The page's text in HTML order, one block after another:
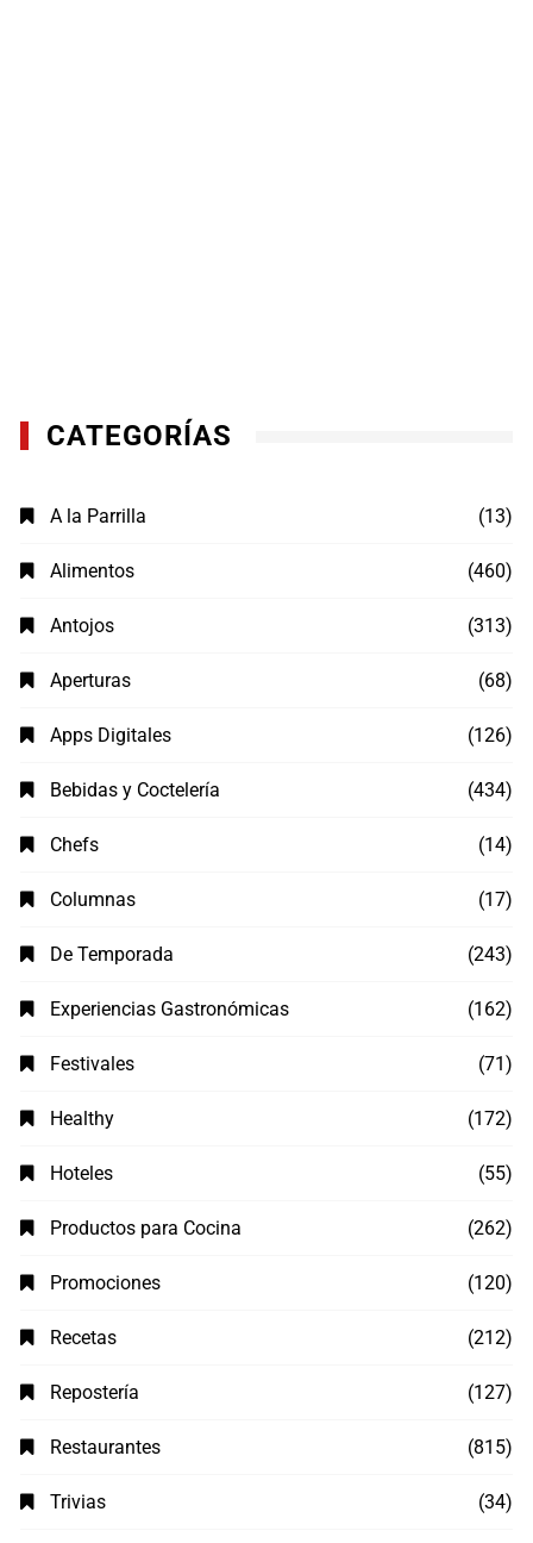
CATEGORÍAS
A la Parrilla (13)
Alimentos (460)
Antojos (313)
Aperturas (68)
Apps Digitales (126)
Bebidas y Coctelería (434)
Chefs (14)
Columnas (17)
De Temporada (243)
Experiencias Gastronómicas (162)
Festivales (71)
Healthy (172)
Hoteles (55)
Productos para Cocina (262)
Promociones (120)
Recetas (212)
Repostería (127)
Restaurantes (815)
Trivias (34)